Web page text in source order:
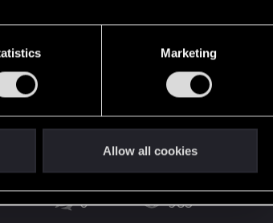
Marketing
Allow all cookies
0 983